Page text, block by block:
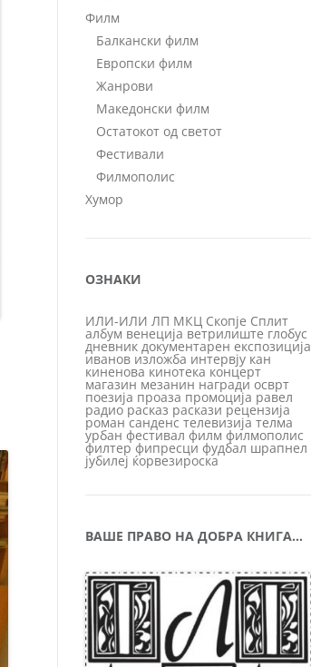
Филм
Балкански филм
Европски филм
Жанрови
Македонски филм
Остатокот од светот
Фестивали
Филмополис
Хумор
ОЗНАКИ
ИЛИ-ИЛИ ЛП МКЦ Скопје Сплит
албум венеција ветрилиште глобус
дневник документарен експозиција
иванов изложба интервју кан
киненова кинотека концерт
магазин мезанин награди осврт
поезија проаза промоција равел
радио расказ раскази рецензија
роман санденс телевизија телма
урбан фестивал филм филмополис
филтер фипресци фудбал шрапнел
јубилеј ќорвезироска
ВАШЕ ПРАВО НА ДОБРА КНИГА…